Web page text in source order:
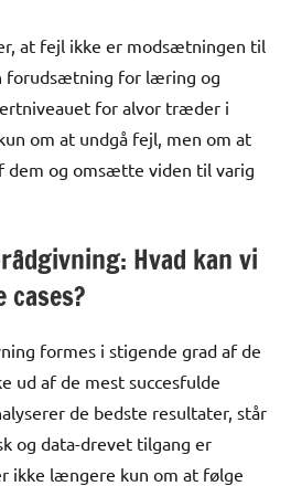
at fejl ikke er modsætningen til
forudsætning for læring og
for alvor træder i
om at undgå fejl, men om at
og omsætte viden til varig
Hvad kan vi
formes i stigende grad af de
ud af de mest succesfulde
de bedste resultater, står
og data-drevet tilgang er
ikke længere kun om at følge